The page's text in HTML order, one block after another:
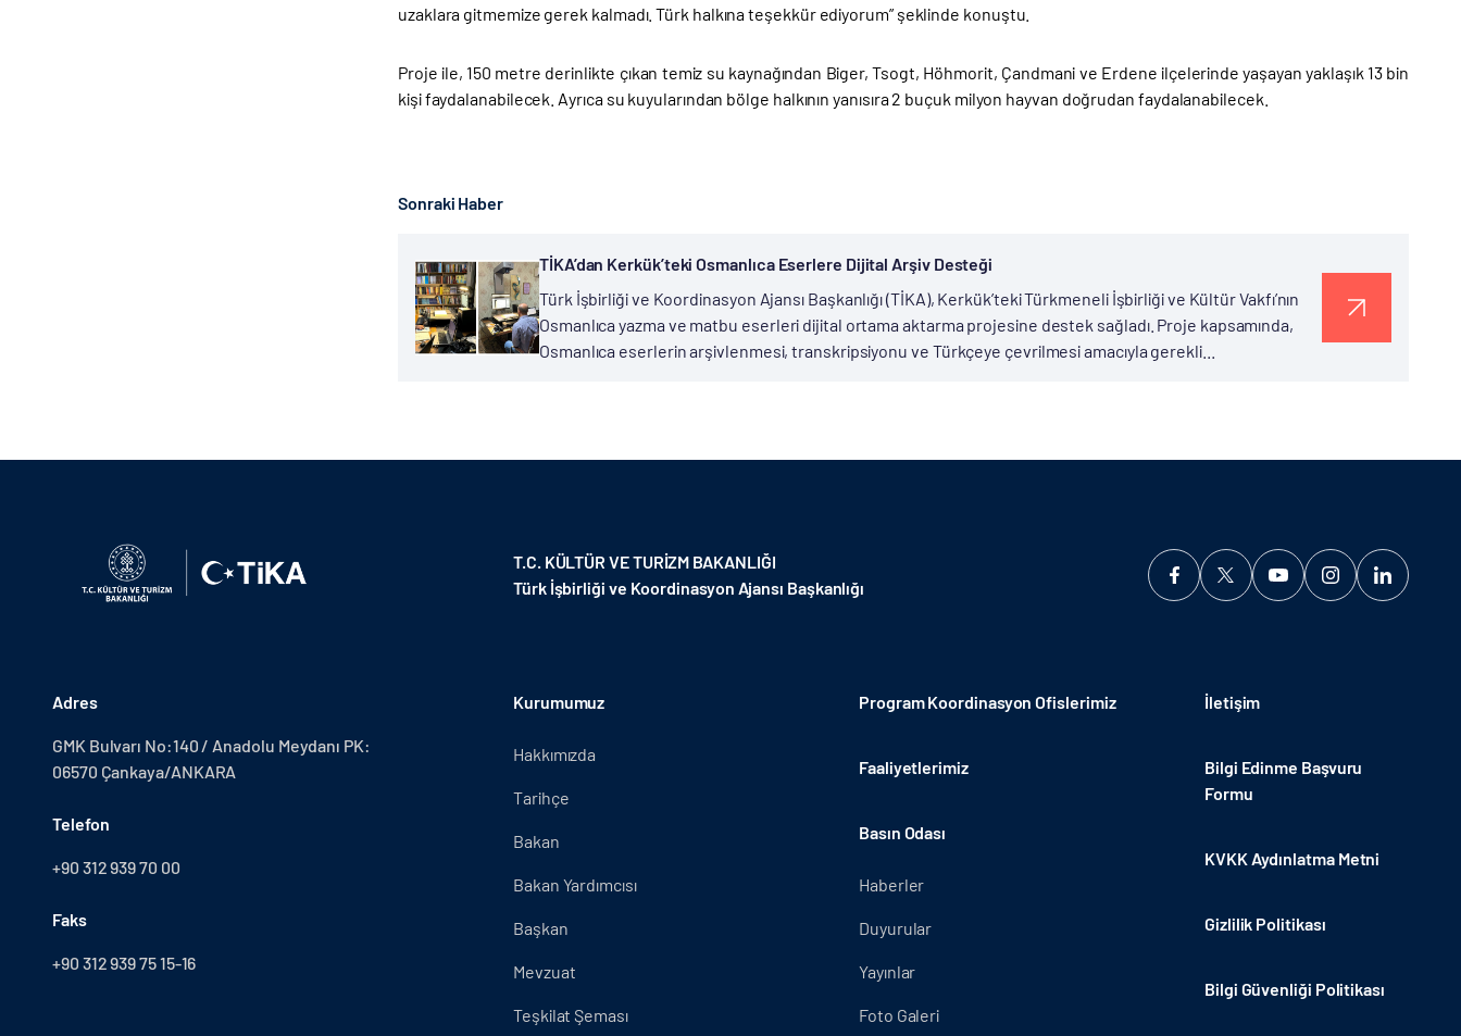
uzaklara gitmemize gerek kalmadı. Türk halkına teşekkür ediyorum” şeklinde konuştu.
Proje ile, 150 metre derinlikte çıkan temiz su kaynağından Biger, Tsogt, Höhmorit, Çandmani ve Erdene ilçelerinde yaşayan yaklaşık 13 bin
kişi faydalanabilecek. Ayrıca su kuyularından bölge halkının yanısıra 2 buçuk milyon hayvan doğrudan faydalanabilecek.
Sonraki Haber
TİKA’dan Kerkük’teki Osmanlıca Eserlere Dijital Arşiv Desteği
Türk İşbirliği ve Koordinasyon Ajansı Başkanlığı (TİKA), Kerkük’teki Türkmeneli İşbirliği ve Kültür Vakfı’nın
Osmanlıca yazma ve matbu eserleri dijital ortama aktarma projesine destek sağladı. Proje kapsamında,
Osmanlıca eserlerin arşivlenmesi, transkripsiyonu ve Türkçeye çevrilmesi amacıyla gerekli...
T.C. KÜLTÜR VE TURİZM BAKANLIĞI
Türk İşbirliği ve Koordinasyon Ajansı Başkanlığı
Adres
GMK Bulvarı No:140 / Anadolu Meydanı PK:
06570 Çankaya/ANKARA
Telefon
+90 312 939 70 00
Faks
+90 312 939 75 15-16
Kurumumuz
Hakkımızda
Tarihçe
Bakan
Bakan Yardımcısı
Başkan
Mevzuat
Teşkilat Şeması
Program Koordinasyon Ofislerimiz
Faaliyetlerimiz
Basın Odası
Haberler
Duyurular
Yayınlar
Foto Galeri
İletişim
Bilgi Edinme Başvuru
Formu
KVKK Aydınlatma Metni
Gizlilik Politikası
Bilgi Güvenliği Politikası